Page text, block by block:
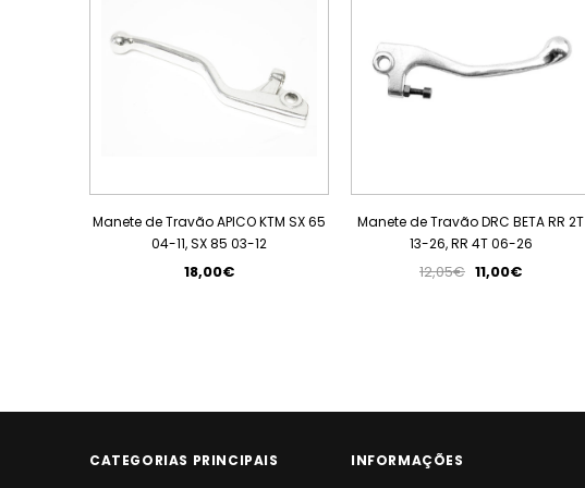
Manete de Travão APICO KTM SX 65
04-11, SX 85 03-12
18,00€
Manete de Travão DRC BETA RR 2T
13-26, RR 4T 06-26
12,05€ 11,00€
CATEGORIAS PRINCIPAIS
INFORMAÇÕES